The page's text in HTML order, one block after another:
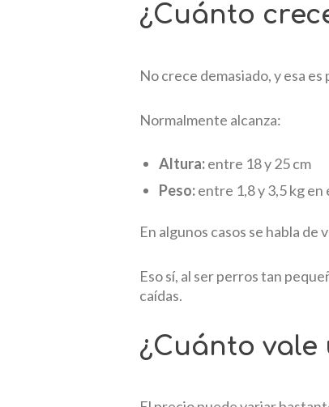
¿Cuánto
No crece demasiado, y esa
Normalmente alcanza:
Altura:entre 18 y 25 cm
Peso:entre 1,8 y 3,5 kg en
En algunos casos se habla
Eso sí, al ser perros tan
caídas.
¿Cuánto